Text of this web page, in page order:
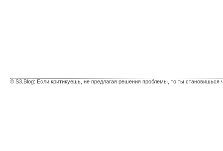
© S3.Blog: Если критикуешь, не предлагая решения проблемы, то ты становишься